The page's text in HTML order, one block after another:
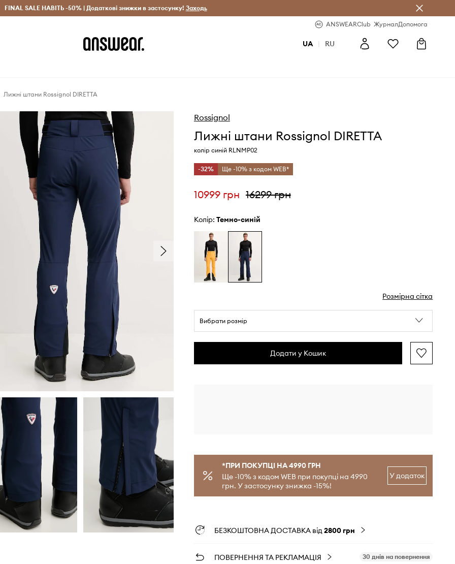
Лише оригінальні товари Заощаджуй з Answear Club
FINAL SALE НАВІТЬ -50% | Додаткові знижки в застосунку! Заходь
ANSWEARClub ЖурналДопомога
UA | RU
Лижні штани Rossignol DIRETTA
Rossignol
Лижні штани Rossignol DIRETTA
колір синій RLNMP02
-32% Ще -10% з кодом WEB*
10999 грн 16299 грн
Колір: темно-синій
Розмірна сітка
Вибрати розмір
Додати у Кошик
*ПРИ ПОКУПЦІ НА 4990 ГРН
Ще -10% з кодом WEB при покупці на 4990
грн. У застосунку знижка -15%!
У додаток
БЕЗКОШТОВНА ДОСТАВКА від2800 грн
ПОВЕРНЕННЯ ТА РЕКЛАМАЦІЯ 30 днів на повернення